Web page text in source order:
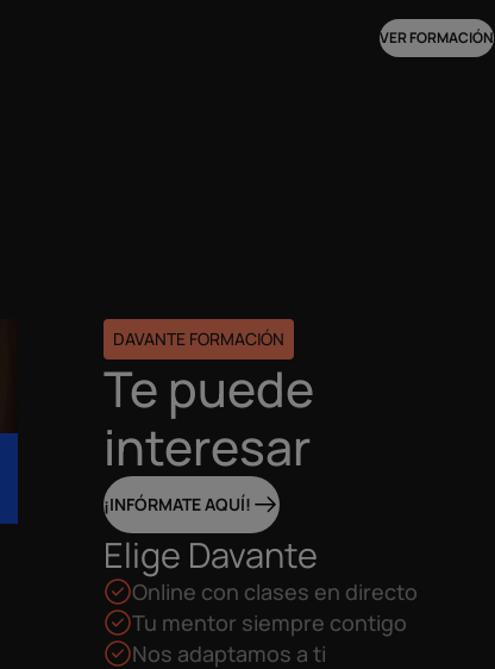
VER FORMACIÓN
DAVANTE FORMACIÓN
Te puede
interesar
¡INFÓRMATE AQUÍ!
Elige Davante
Online con clases en directo
Tu mentor siempre contigo
Nos adaptamos a ti